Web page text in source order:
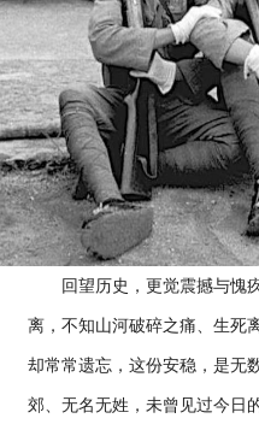
回望历史，更觉震撼与愧
离，不知山河破碎之痛、生死
却常常遗忘，这份安稳，是无
郊、无名无姓，未曾见过今日